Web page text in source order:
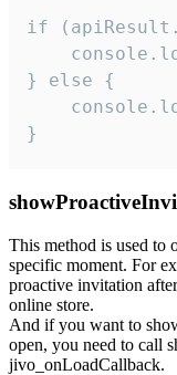
if
} else {
}
This method is used to
specific moment. For
proactive invitation
online store.
And if you want to
open, you need to call
jivo_onLoadCallback.